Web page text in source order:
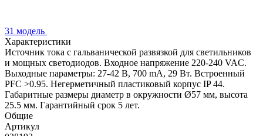
31 модель
Характеристики
Источник тока с гальванической развязкой для светильников
и мощных светодиодов. Входное напряжение 220-240 VAC.
Выходные параметры: 27-42 В, 700 mА, 29 Вт. Встроенный
PFC >0.95. Негерметичный пластиковый корпус IP 44.
Габаритные размеры диаметр в окружности Ø57 мм, высота
25.5 мм. Гарантийный срок 5 лет.
Общие
Артикул